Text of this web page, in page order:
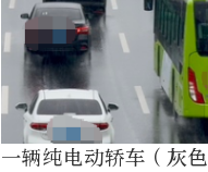
一辆纯电动轿车（灰